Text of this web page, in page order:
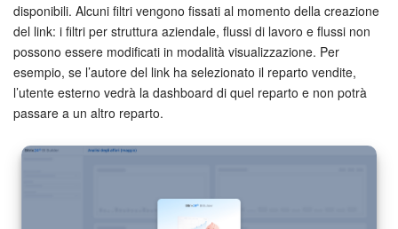
disponibili. Alcuni filtri vengono fissati al momento della creazione
del link: i filtri per struttura aziendale, flussi di lavoro e flussi non
possono essere modificati in modalità visualizzazione. Per
esempio, se l’autore del link ha selezionato il reparto vendite,
l’utente esterno vedrà la dashboard di quel reparto e non potrà
passare a un altro reparto.